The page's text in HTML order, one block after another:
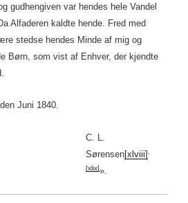
gudhengiven var hendes hele Vandel
Alfaderen kaldte hende. Fred med
stedse hendes Minde af mig og
Børn, som vist af Enhver, der kjendte
2den Juni 1840.
C. L.
Sørensen[xlviii]
[xlix]».